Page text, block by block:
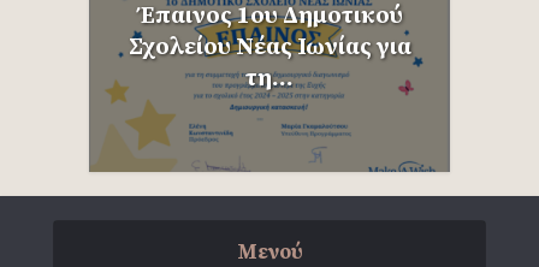
Έπαινος 1ου Δημοτικού
Σχολείου Νέας Ιωνίας για
τη...
Μενού